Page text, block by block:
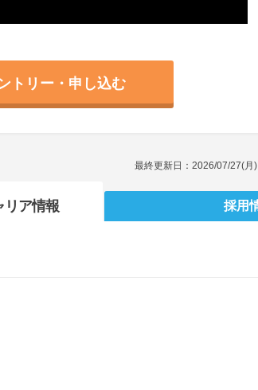
トリー・申し込む
最終更新日：2026/07/27(月)
リア情報 採用